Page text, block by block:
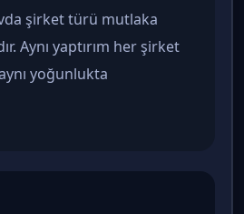
şirket türü mutlaka
Aynı yaptırım her şirket
yoğunlukta